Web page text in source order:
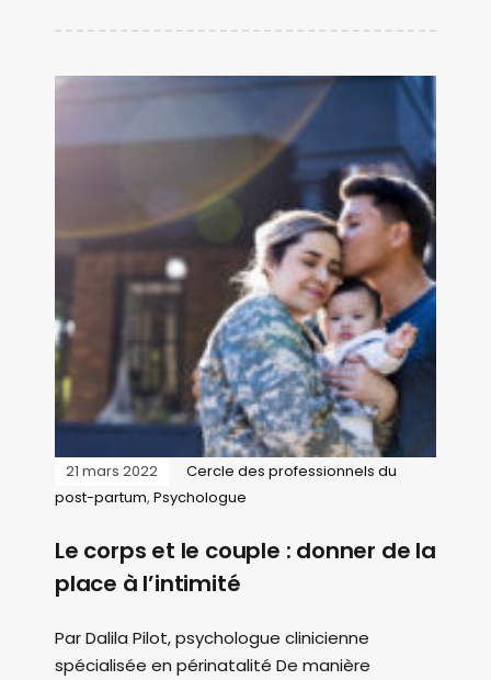
21 mars 2022
Cercle des professionnels du
post-partum, Psychologue
Le corps et le couple : donner de la
place à l’intimité
Par Dalila Pilot, psychologue clinicienne
spécialisée en périnatalité De manière